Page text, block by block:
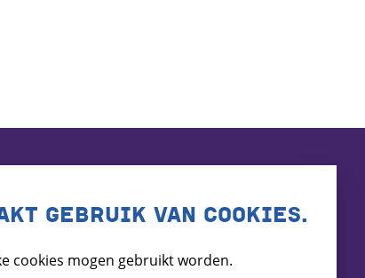
GEBRUIK VAN COOKIES.
cookies mogen gebruikt worden.